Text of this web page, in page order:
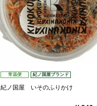
常温便 紀ノ国屋ブランド
紀ノ国屋 いそのふりかけ